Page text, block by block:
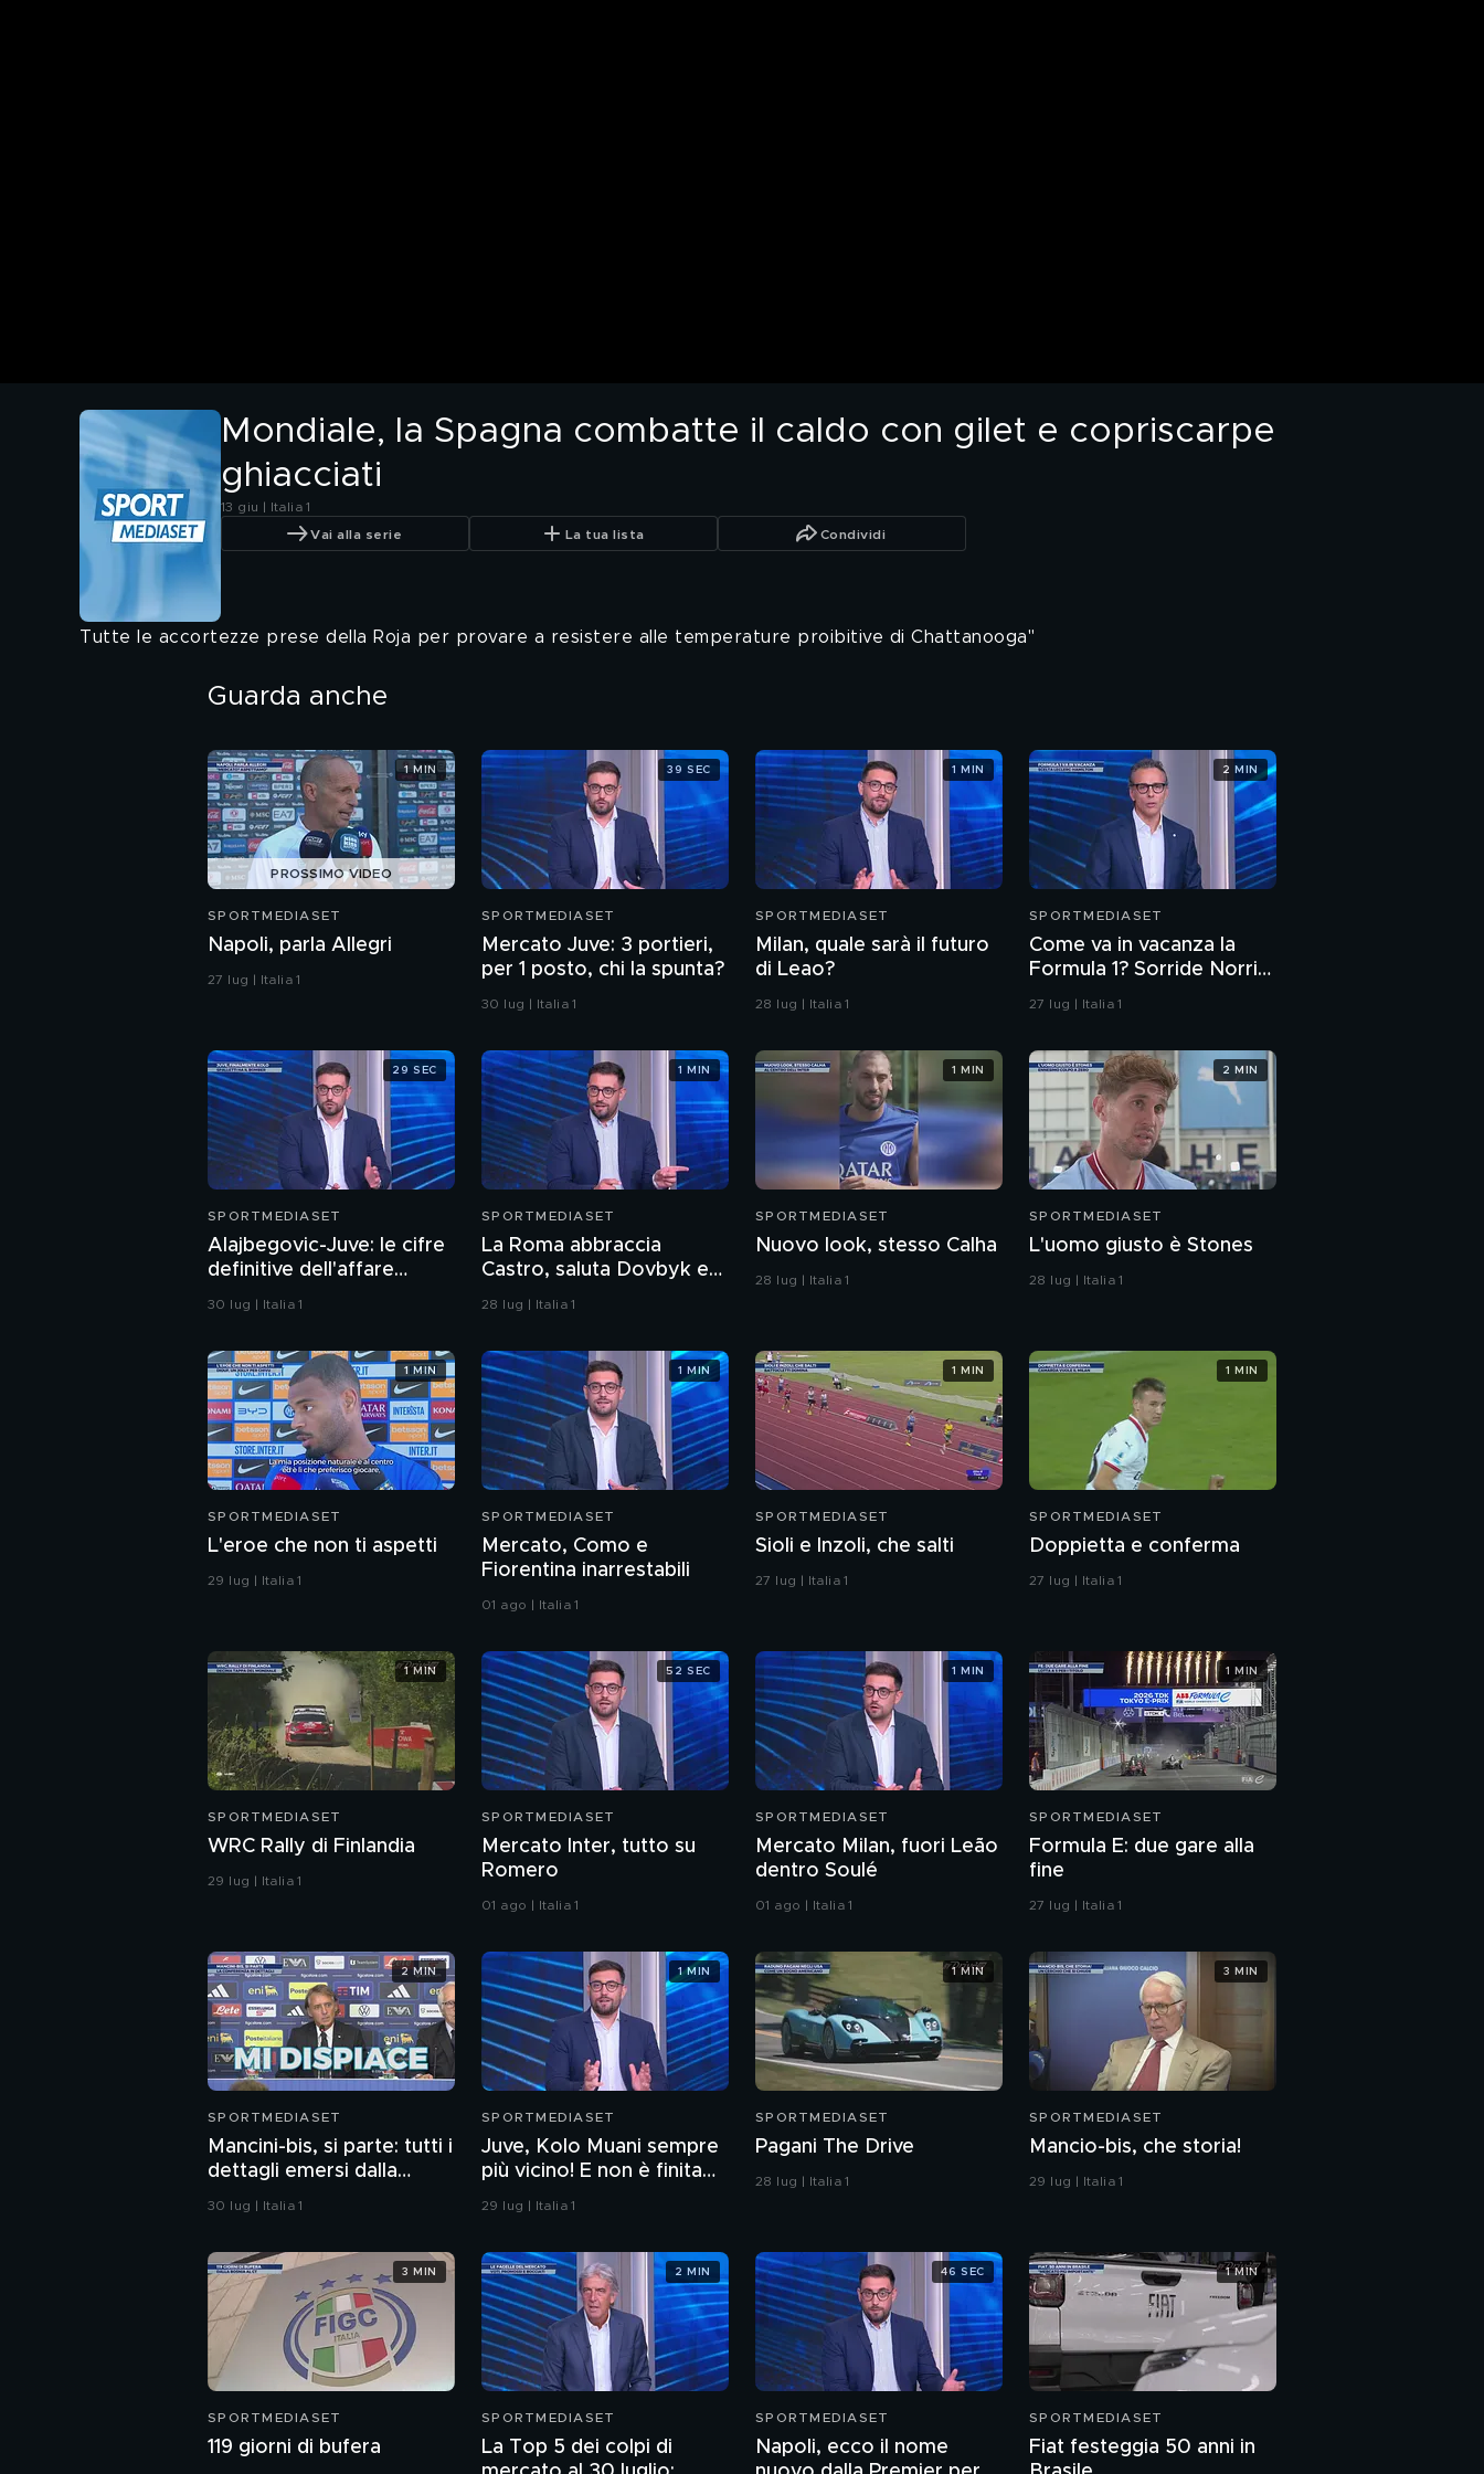
Mondiale, la Spagna combatte il caldo con gilet e copriscarpe
ghiacciati
13 giu | Italia 1
Vai alla serie La tua lista Condividi
Tutte le accortezze prese della Roja per provare a resistere alle temperature proibitive di Chattanooga"
Guarda anche
PROSSIMO VIDEO
SPORTMEDIASET
Napoli, parla Allegri
27 lug | Italia 1
1 MIN
SPORTMEDIASET
Mercato Juve: 3 portieri,
per 1 posto, chi la spunta?
30 lug | Italia 1
39 SEC
SPORTMEDIASET
Milan, quale sarà il futuro
di Leao?
28 lug | Italia 1
1 MIN
SPORTMEDIASET
Come va in vacanza la
Formula 1? Sorride Norris,
la Ferrari non vuol fare
27 lug | Italia 1
2 MIN
SPORTMEDIASET
Alajbegovic-Juve: le cifre
definitive dell'affare
dell'estate
30 lug | Italia 1
29 SEC
SPORTMEDIASET
La Roma abbraccia
Castro, saluta Dovbyk e
punta a un nuovo
28 lug | Italia 1
1 MIN
SPORTMEDIASET
Nuovo look, stesso Calha
28 lug | Italia 1
1 MIN
SPORTMEDIASET
L'uomo giusto è Stones
28 lug | Italia 1
2 MIN
SPORTMEDIASET
L'eroe che non ti aspetti
29 lug | Italia 1
1 MIN
SPORTMEDIASET
Mercato, Como e
Fiorentina inarrestabili
01 ago | Italia 1
1 MIN
SPORTMEDIASET
Sioli e Inzoli, che salti
27 lug | Italia 1
1 MIN
SPORTMEDIASET
Doppietta e conferma
27 lug | Italia 1
1 MIN
SPORTMEDIASET
WRC Rally di Finlandia
29 lug | Italia 1
1 MIN
SPORTMEDIASET
Mercato Inter, tutto su
Romero
01 ago | Italia 1
52 SEC
SPORTMEDIASET
Mercato Milan, fuori Leão
dentro Soulé
01 ago | Italia 1
1 MIN
SPORTMEDIASET
Formula E: due gare alla
fine
27 lug | Italia 1
1 MIN
SPORTMEDIASET
Mancini-bis, si parte: tutti i
dettagli emersi dalla
conferenza
30 lug | Italia 1
2 MIN
SPORTMEDIASET
Juve, Kolo Muani sempre
più vicino! E non è finita
29 lug | Italia 1
1 MIN
SPORTMEDIASET
Pagani The Drive
28 lug | Italia 1
1 MIN
SPORTMEDIASET
Mancio-bis, che storia!
29 lug | Italia 1
3 MIN
SPORTMEDIASET
119 giorni di bufera
3 MIN
SPORTMEDIASET
La Top 5 dei colpi di
2 MIN
SPORTMEDIASET
Napoli, ecco il nome
46 SEC
SPORTMEDIASET
Fiat festeggia 50 anni in
1 MIN